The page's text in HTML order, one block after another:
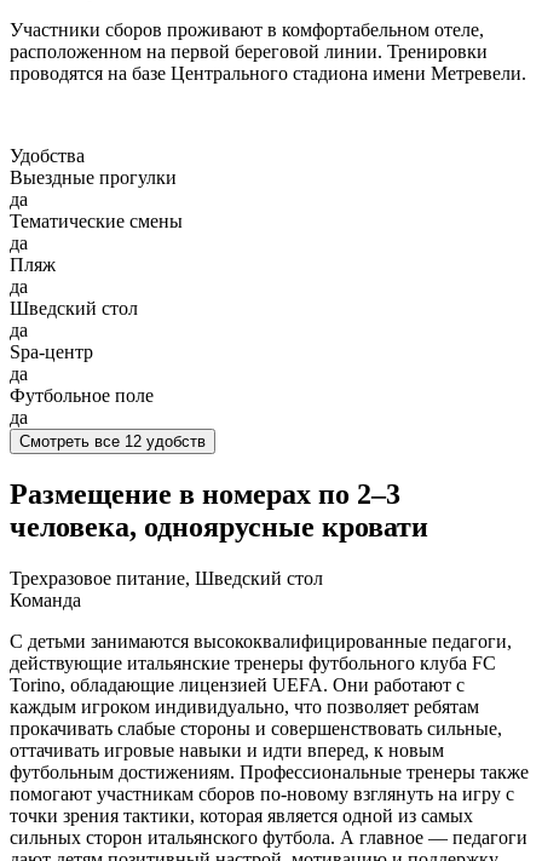
Участники сборов проживают в комфортабельном отеле,
расположенном на первой береговой линии. Тренировки
проводятся на базе Центрального стадиона имени Метревели.
Удобства
Выездные прогулки
да
Тематические смены
да
Пляж
да
Шведский стол
да
Spa-центр
да
Футбольное поле
да
Смотреть все 12 удобств
Размещение в номерах по 2–3
человека, одноярусные кровати
Трехразовое питание, Шведский стол
Команда
С детьми занимаются высококвалифицированные педагоги,
действующие итальянские тренеры футбольного клуба FC
Torino, обладающие лицензией UEFA. Они работают с
каждым игроком индивидуально, что позволяет ребятам
прокачивать слабые стороны и совершенствовать сильные,
оттачивать игровые навыки и идти вперед, к новым
футбольным достижениям. Профессиональные тренеры также
помогают участникам сборов по-новому взглянуть на игру с
точки зрения тактики, которая является одной из самых
сильных сторон итальянского футбола. А главное — педагоги